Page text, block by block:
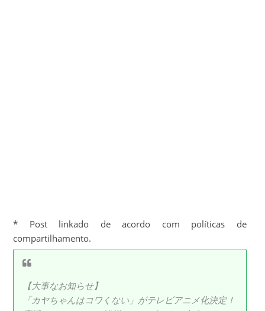
* Post linkado de acordo com políticas de
compartilhamento.
【大事なお知らせ】
「カヤちゃんはコワくない」がテレビアニメ化決定！